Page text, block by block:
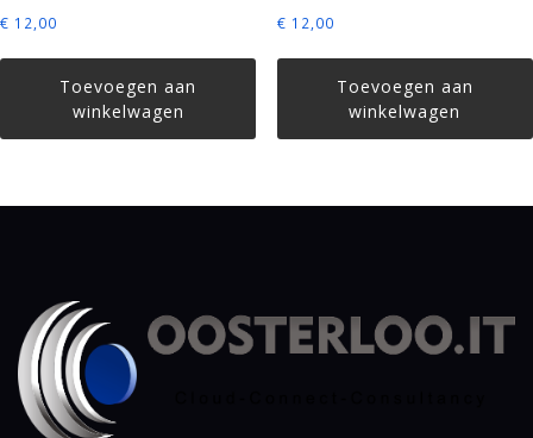
€ 12,00
Toevoegen aan
winkelwagen
€ 12,00
Toevoegen aan
winkelwagen